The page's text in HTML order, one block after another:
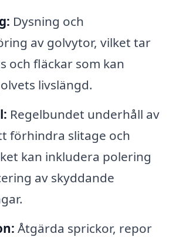
Dysning och
av golvytor, vilket tar
och fläckar som kan
livslängd.
Regelbundet underhåll av
förhindra slitage och
kan inkludera polering
av skyddande
Åtgärda sprickor, repor